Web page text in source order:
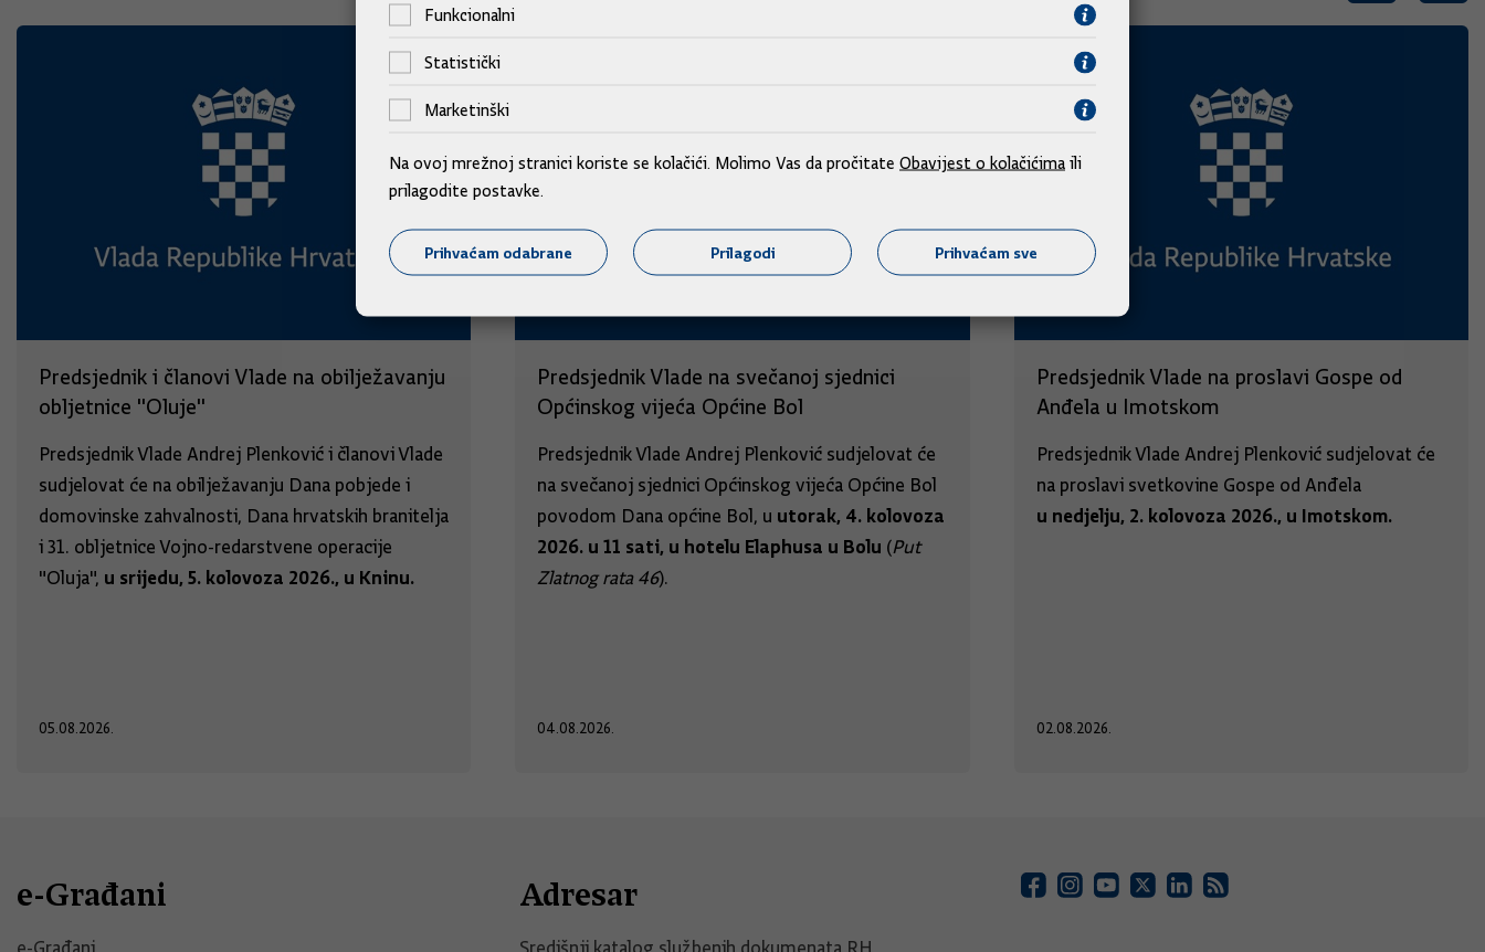
Predsjednik i članovi Vlade na obilježavanju
obljetnice "Oluje"
Predsjednik Vlade Andrej Plenković i članovi Vlade
sudjelovat će na obilježavanju Dana pobjede i
domovinske zahvalnosti, Dana hrvatskih branitelja
i 31. obljetnice Vojno-redarstvene operacije
"Oluja", u srijedu, 5. kolovoza 2026., u Kninu.
05.08.2026.
Predsjednik Vlade na svečanoj sjednici
Općinskog vijeća Općine Bol
Predsjednik Vlade Andrej Plenković sudjelovat će
na svečanoj sjednici Općinskog vijeća Općine Bol
povodom Dana općine Bol, u utorak, 4. kolovoza
2026. u 11 sati, u hotelu Elaphusa u Bolu (Put
Zlatnog rata 46).
04.08.2026.
Predsjednik Vlade na proslavi Gospe od
Anđela u Imotskom
Predsjednik Vlade Andrej Plenković sudjelovat će
na proslavi svetkovine Gospe od Anđela
u nedjelju, 2. kolovoza 2026., u Imotskom.
02.08.2026.
e-Građani Adresar
Funkcionalni
Statistički
Marketinški
Na ovoj mrežnoj stranici koriste se kolačići. Molimo Vas da pročitate Obavijest o kolačićima ili
prilagodite postavke.
Prihvaćam odabrane Prilagodi Prihvaćam sve